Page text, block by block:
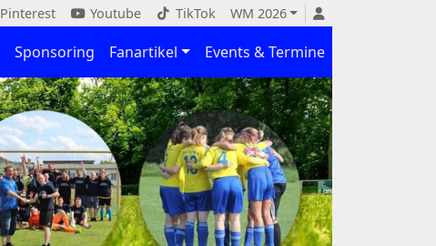
Pinterest Youtube TikTok WM 2026
Sponsoring Fanartikel Events & Termine